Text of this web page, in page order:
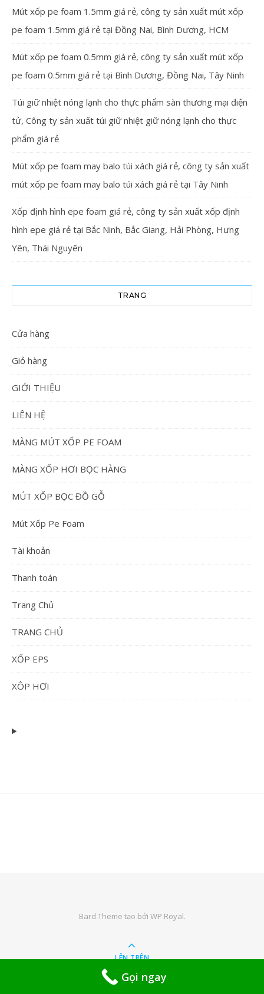
Mút xốp pe foam 1.5mm giá rẻ, công ty sản xuất mút xốp
pe foam 1.5mm giá rẻ tại Đồng Nai, Bình Dương, HCM
Mút xốp pe foam 0.5mm giá rẻ, công ty sản xuất mút xốp
pe foam 0.5mm giá rẻ tại Bình Dương, Đồng Nai, Tây Ninh
Túi giữ nhiệt nóng lạnh cho thực phẩm sàn thương mại điện
tử, Công ty sản xuất túi giữ nhiệt giữ nóng lạnh cho thực
phẩm giá rẻ
Mút xốp pe foam may balo túi xách giá rẻ, công ty sản xuất
mút xốp pe foam may balo túi xách giá rẻ tại Tây Ninh
Xốp định hình epe foam giá rẻ, công ty sản xuất xốp định
hình epe giá rẻ tại Bắc Ninh, Bắc Giang, Hải Phòng, Hưng
Yên, Thái Nguyên
TRANG
Cửa hàng
Giỏ hàng
GIỚI THIỆU
LIÊN HỆ
MÀNG MÚT XỐP PE FOAM
MÀNG XỐP HƠI BỌC HÀNG
MÚT XỐP BỌC ĐỒ GỖ
Mút Xốp Pe Foam
Tài khoản
Thanh toán
Trang Chủ
TRANG CHỦ
XỐP EPS
XÔP HƠI
Bard Theme tạo bởi WP Royal.
LÊN TRÊN
Gọi ngay